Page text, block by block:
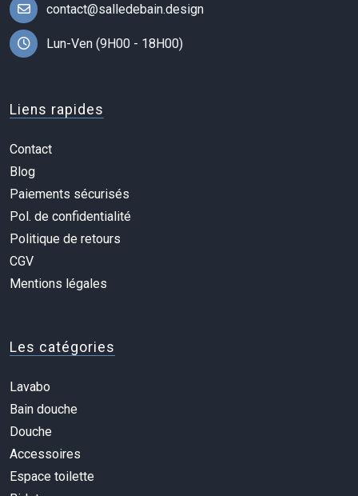
contact@salledebain.design
Lun-Ven (9H00 - 18H00)
Liens rapides
Contact
Blog
Paiements sécurisés
Pol. de confidentialité
Politique de retours
CGV
Mentions légales
Les catégories
Lavabo
Bain douche
Douche
Accessoires
Espace toilette